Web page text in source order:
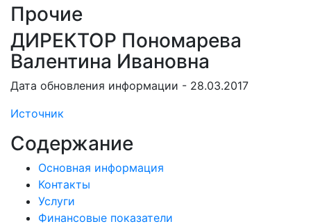
Прочие
ДИРЕКТОР Пономарева
Валентина Ивановна
Дата обновления информации - 28.03.2017
Источник
Содержание
Основная информация
Контакты
Услуги
Финансовые показатели